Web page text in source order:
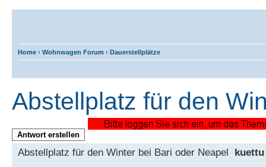
Home ‹ Wohnwagen Forum ‹ Dauerstellplätze
Abstellplatz für den
Antwort erstellen
Abstellplatz für den Winter bei Bari oder Neapel kuettu